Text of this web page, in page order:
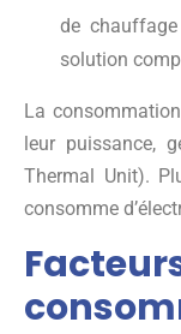
de
solution
La
leur puissance,
Thermal Unit).
consomme